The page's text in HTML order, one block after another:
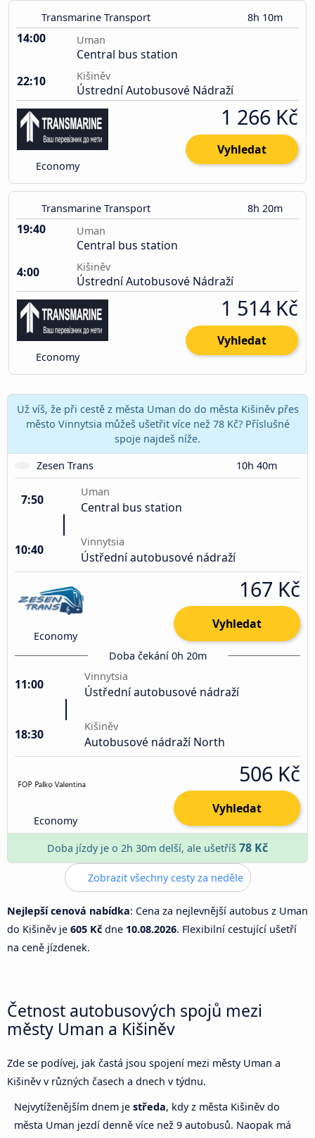
Transmarine Transport 8h 10m
14:00 Uman
Central bus station
22:10
Kišiněv
Ústrední Autobusové Nádraží
Economy
1 266 Kč
Vyhledat
Transmarine Transport 8h 20m
19:40 Uman
Central bus station
4:00
Kišiněv
Ústrední Autobusové Nádraží
Economy
1 514 Kč
Vyhledat
Už víš, že při cestě z města Uman do do města Kišiněv přes
město Vinnytsia můžeš ušetřit více než 78 Kč? Příslušné
spoje najdeš níže.
Zesen Trans
10h 40m
7:50
Uman
Central bus station
10:40
Vinnytsia
Ústřední autobusové nádraží
Economy
167 Kč
Vyhledat
Doba čekání 0h 20m
11:00
Vinnytsia
Ústřední autobusové nádraží
18:30
Kišiněv
Autobusové nádraží North
Economy
506 Kč
Vyhledat
Doba jízdy je o 2h 30m delší, ale ušetříš 78 Kč
Zobrazit všechny cesty za neděle
Nejlepší cenová nabídka: Cena za nejlevnější autobus z Uman
do Kišiněv je 605 Kč dne 10.08.2026. Flexibilní cestující ušetří
na ceně jízdenek.
Četnost autobusových spojů mezi
městy Uman a Kišiněv
Zde se podívej, jak častá jsou spojení mezi městy Uman a
Kišiněv v různých časech a dnech v týdnu.
Nejvytíženějším dnem je středa, kdy z města Kišiněv do
města Uman jezdí denně více než 9 autobusů. Naopak má